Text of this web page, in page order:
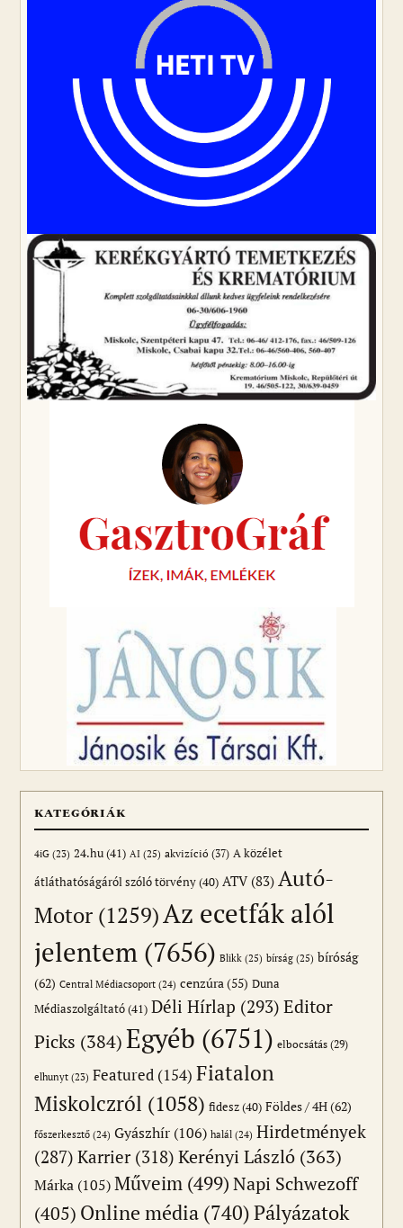
KATEGÓRIÁK
4iG (23) 24.hu(41) AI (25) akvizíció (37) A közélet
átláthatóságáról szóló törvény(40) ATV(83) Autó-
Motor (1259)Az ecetfák alól
jelentem (7656) Blikk (25) bírság (25) bíróság
(62) Central Médiacsoport (24) cenzúra(55) Duna
Médiaszolgáltató(41) Déli Hírlap (293) Editor
Picks (384)Egyéb (6751) elbocsátás (29)
elhunyt (23) Featured (154) Fiatalon
Miskolczról (1058) fidesz(40) Földes / 4H(62)
főszerkesztő (24) Gyászhír (106) halál (24) Hirdetmények
(287) Karrier(318) Kerényi László (363)
Márka (105) Műveim (499)Napi Schwezoff
(405) Online média (740)Pályázatok